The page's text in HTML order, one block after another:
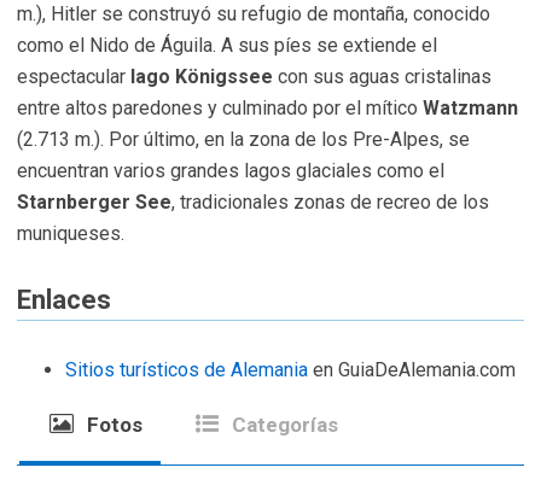
m.), Hitler se construyó su refugio de montaña, conocido
como el Nido de Águila. A sus píes se extiende el
espectacular lago Königssee con sus aguas cristalinas
entre altos paredones y culminado por el mítico Watzmann
(2.713 m.). Por último, en la zona de los Pre-Alpes, se
encuentran varios grandes lagos glaciales como el
Starnberger See, tradicionales zonas de recreo de los
muniqueses.
Enlaces
Sitios turísticos de Alemania en GuiaDeAlemania.com
Fotos Categorías